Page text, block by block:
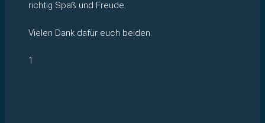
richtig Spaß und Freude.
Vielen Dank dafür euch beiden.
1